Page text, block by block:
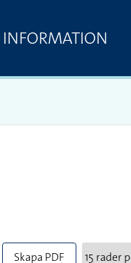
INFORMATION
Skapa PDF